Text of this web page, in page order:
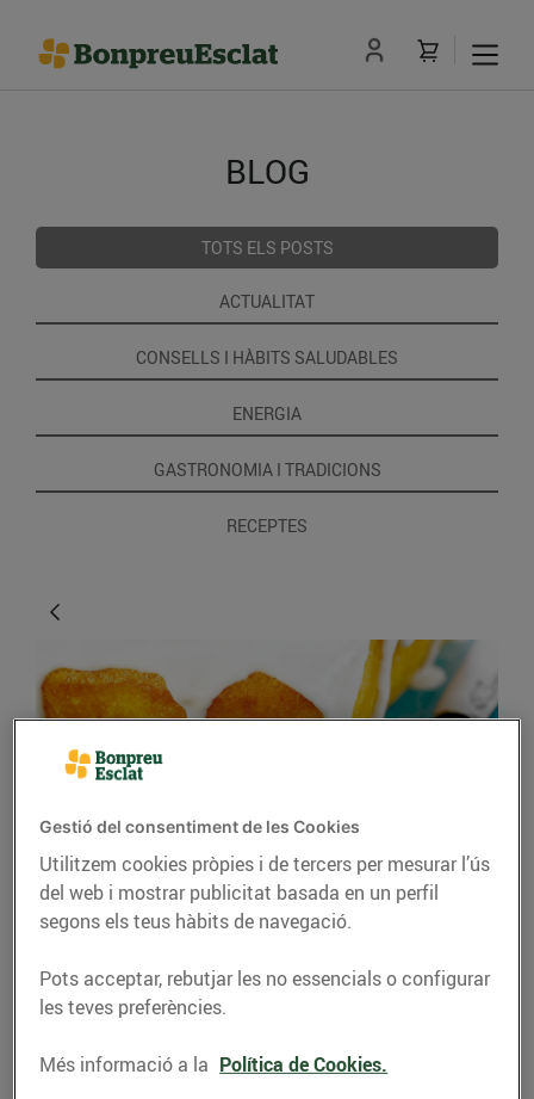
BLOG
TOTS ELS POSTS
ACTUALITAT
CONSELLS I HÀBITS SALUDABLES
ENERGIA
GASTRONOMIA I TRADICIONS
RECEPTES
RECEPTES
Recepta de pastís de
llimona
31/de març/2020
Gestió del consentiment de les Cookies
Utilitzem cookies pròpies i de tercers per mesurar l’ús
del web i mostrar publicitat basada en un perfil
segons els teus hàbits de navegació.
Pots acceptar, rebutjar les no essencials o configurar
les teves preferències.
Més informació a la Política de Cookies.